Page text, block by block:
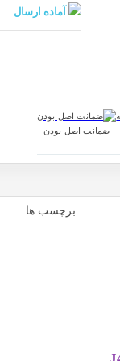
آماده ارسال
ضمانت اصل بودن
برچسب ها